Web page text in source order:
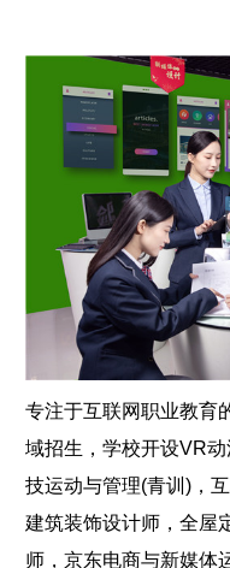
专注于互联网职业教育
域招生，学校开设VR
技运动与管理(青训)，
建筑装饰设计师，全屋
师，京东电商与新媒体